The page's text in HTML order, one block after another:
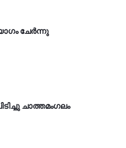
ചേർന്നു
ചാത്തമംഗലം